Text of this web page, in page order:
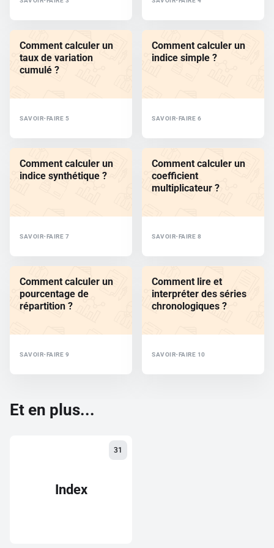
Comment calculer un
taux de variation
cumulé ?
SAVOIR-FAIRE 5
Comment calculer un
indice simple ?
SAVOIR-FAIRE 6
Comment calculer un
indice synthétique ?
SAVOIR-FAIRE 7
Comment calculer un
coefficient
multiplicateur ?
SAVOIR-FAIRE 8
Comment calculer un
pourcentage de
répartition ?
SAVOIR-FAIRE 9
Comment lire et
interpréter des séries
chronologiques ?
SAVOIR-FAIRE 10
Index
31
Et en plus...